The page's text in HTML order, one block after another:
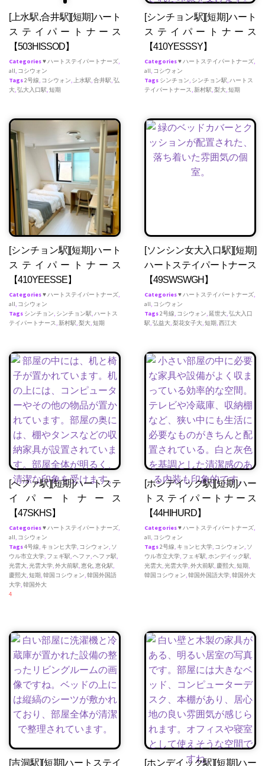
[上水駅,合井駅][短期]ハート
ステイパートナース
【503HISSOD】
Categories♥ ハートステイパートナーズ,
all, コシウォン
Tags2号線, コシウォン, 上水駅,合井駅,弘
大,弘大入口駅,短期
[シンチョン駅][短期]ハート
ステイパートナース
【410YESSSY】
Categories♥ ハートステイパートナーズ,
all, コシウォン
Tags シンチョン, シンチョン駅,ハートス
テイパートナース,新村駅,梨大,短期
[シンチョン駅][短期]ハート
ステイパートナース
【410YEESSE】
Categories♥ ハートステイパートナーズ,
all, コシウォン
Tags シンチョン, シンチョン駅,ハートス
テイパートナース,新村駅,梨大,短期
[ソンシン女大入口駅][短期]
ハートステイパートナース
【49SWSWGH】
Categories♥ ハートステイパートナーズ,
all, コシウォン
Tags2号線, コシウォン,延世大,弘大入口
駅,弘益大,梨花女子大,短期,西江大
[へファ駅][短期]ハートステ
イパートナース
【47SKHS】
Categories♥ ハートステイパートナーズ,
all, コシウォン
Tags4号線, キョンヒ大学, コシウォン, ソ
ウル市立大学, フェギ駅,ヘファ,ヘファ駅,
光雲大,光雲大学,外大前駅,恵化,恵化駅,
慶熙大,短期,韓国コシウォン,韓国外国語
大学,韓国外大
4
[ホンデイック駅][短期]ハー
トステイパートナース
【44HIHURD】
Categories♥ ハートステイパートナーズ,
all, コシウォン
Tags2号線, キョンヒ大学, コシウォン, ソ
ウル市立大学, フェギ駅,ホンデイック駅,
光雲大,光雲大学,外大前駅, 慶熙大,短期,
韓国コシウォン,韓国外国語大学,韓国外大
[吉洞駅][短期]ハートステイ [ホンデイック駅][短期]ハー